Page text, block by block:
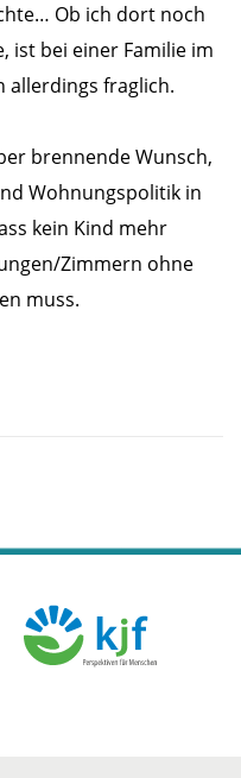
Ob ich dort noch
ist bei einer Familie im
allerdings fraglich.
brennende Wunsch,
Wohnungspolitik in
kein Kind mehr
Zimmern ohne
muss.